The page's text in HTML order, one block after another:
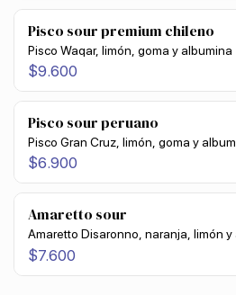
Pisco sour premium chileno
Pisco Waqar, limón, goma y albumina
$9.600
Pisco sour peruano
Pisco Gran Cruz, limón, goma y
$6.900
Amaretto sour
Amaretto Disaronno, naranja, limón y
$7.600